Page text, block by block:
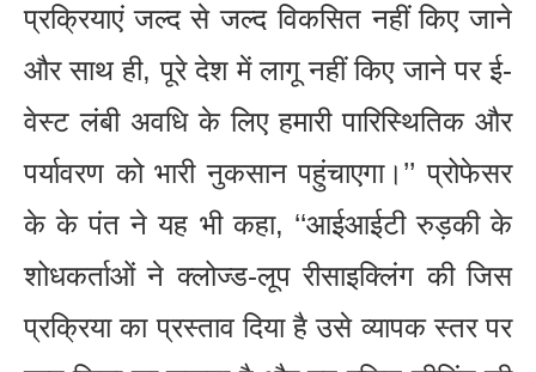
प्रक्रियाएं जल्द से जल्द विकसित नहीं किए जाने
और साथ ही, पूरे देश में लागू नहीं किए जाने पर ई-
वेस्ट लंबी अवधि के लिए हमारी पारिस्थितिक और
पर्यावरण को भारी नुकसान पहुंचाएगा।’’ प्रोफेसर
के के पंत ने यह भी कहा, ‘‘आईआईटी रुड़की के
शोधकर्ताओं ने क्लोज्ड-लूप रीसाइक्लिंग की जिस
प्रक्रिया का प्रस्ताव दिया है उसे व्यापक स्तर पर